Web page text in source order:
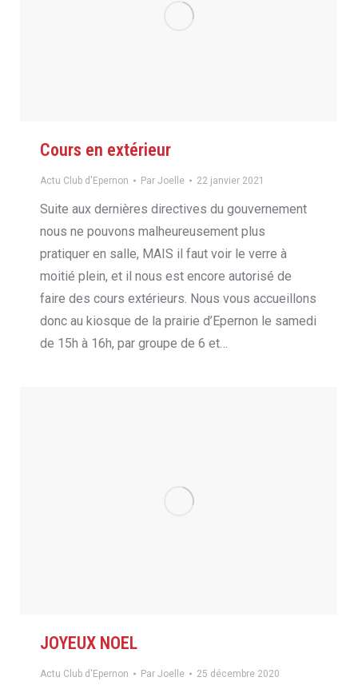
Cours en extérieur
Actu Club d'Epernon Par Joelle 22 janvier 2021
Suite aux dernières directives du gouvernement
nous ne pouvons malheureusement plus
pratiquer en salle, MAIS il faut voir le verre à
moitié plein, et il nous est encore autorisé de
faire des cours extérieurs. Nous vous accueillons
donc au kiosque de la prairie d’Epernon le samedi
de 15h à 16h, par groupe de 6 et…
JOYEUX NOEL
Actu Club d'Epernon Par Joelle 25 décembre 2020